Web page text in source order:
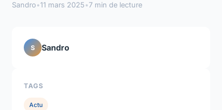
Sandro•11 mars 2025•7 min de lecture
S Sandro
TAGS
Actu